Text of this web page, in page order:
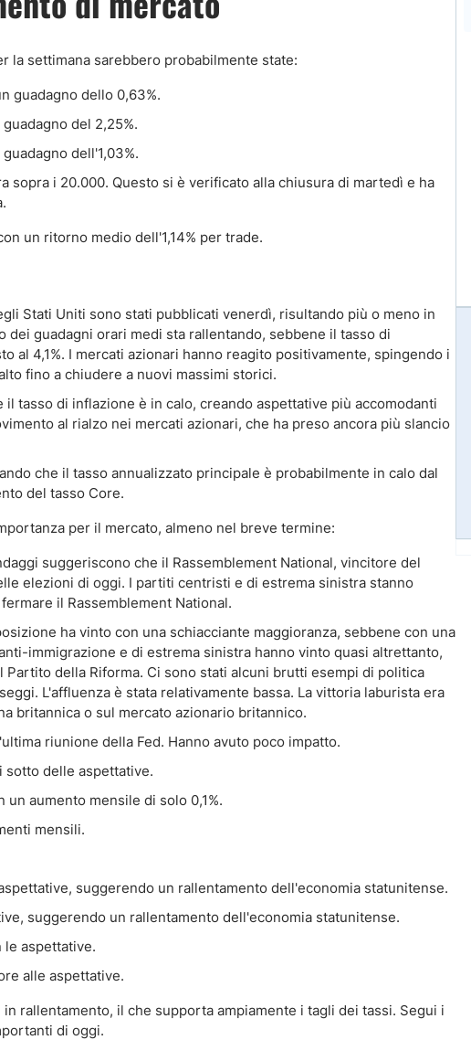
la settimana sarebbero probabilmente state:
guadagno dello 0,63%.
del 2,25%.
dell'1,03%.
sopra i 20.000. Questo si è verificato alla chiusura di martedì e ha
un ritorno medio dell'1,14% per trade.
Stati Uniti sono stati pubblicati venerdì, risultando più o meno in
guadagni orari medi sta rallentando, sebbene il tasso di
al 4,1%. I mercati azionari hanno reagito positivamente, spingendo i
fino a chiudere a nuovi massimi storici.
tasso di inflazione è in calo, creando aspettative più accomodanti
al rialzo nei mercati azionari, che ha preso ancora più slancio
che il tasso annualizzato principale è probabilmente in calo dal
del tasso Core.
per il mercato, almeno nel breve termine:
suggeriscono che il Rassemblement National, vincitore del
elezioni di oggi. I partiti centristi e di estrema sinistra stanno
il Rassemblement National.
ha vinto con una schiacciante maggioranza, sebbene con una
immigrazione e di estrema sinistra hanno vinto quasi altrettanto,
della Riforma. Ci sono stati alcuni brutti esempi di politica
L'affluenza è stata relativamente bassa. La vittoria laburista era
britannica o sul mercato azionario britannico.
riunione della Fed. Hanno avuto poco impatto.
sotto delle aspettative.
aumento mensile di solo 0,1%.
mensili.
suggerendo un rallentamento dell'economia statunitense.
suggerendo un rallentamento dell'economia statunitense.
le aspettative.
alle aspettative.
rallentamento, il che supporta ampiamente i tagli dei tassi. Segui i
di oggi.